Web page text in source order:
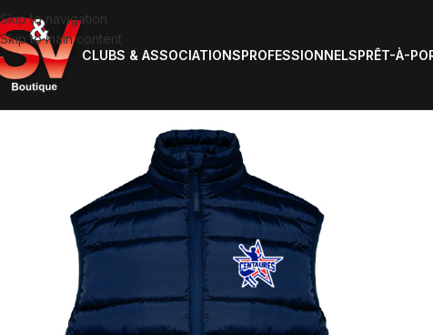
Skip to navigation
Skip to main content
CLUBS & ASSOCIATIONSPROFESSIONNELSPRÊT-À-